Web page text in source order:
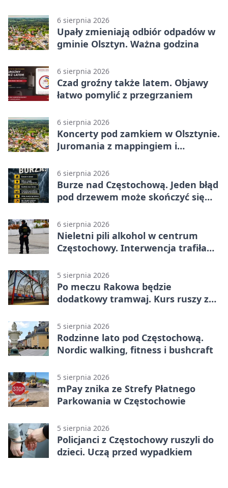
6 sierpnia 2026
Upały zmieniają odbiór odpadów w
gminie Olsztyn. Ważna godzina
6 sierpnia 2026
Czad groźny także latem. Objawy
łatwo pomylić z przegrzaniem
6 sierpnia 2026
Koncerty pod zamkiem w Olsztynie.
Juromania z mappingiem i
6 sierpnia 2026
Burze nad Częstochową. Jeden błąd
pod drzewem może skończyć się
6 sierpnia 2026
Nieletni pili alkohol w centrum
Częstochowy. Interwencja trafiła
5 sierpnia 2026
Po meczu Rakowa będzie
dodatkowy tramwaj. Kurs ruszy ze
5 sierpnia 2026
Rodzinne lato pod Częstochową.
Nordic walking, fitness i bushcraft
5 sierpnia 2026
mPay znika ze Strefy Płatnego
Parkowania w Częstochowie
5 sierpnia 2026
Policjanci z Częstochowy ruszyli do
dzieci. Uczą przed wypadkiem